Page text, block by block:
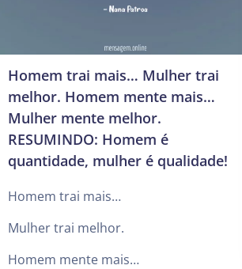
Homem trai mais… Mulher trai
melhor. Homem mente mais…
Mulher mente melhor.
RESUMINDO: Homem é
quantidade, mulher é qualidade!
Homem trai mais…
Mulher trai melhor.
Homem mente mais…